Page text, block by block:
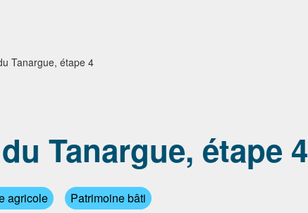
Tanargue, étape 4
Tanargue, étape 4
agricole Patrimoine bâti